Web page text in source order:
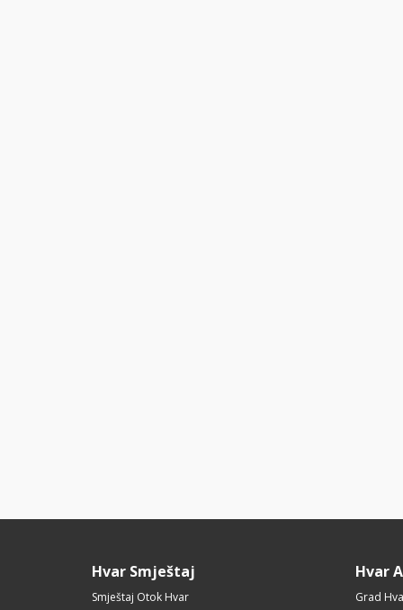
Hvar Smještaj
Smještaj Otok Hvar
Hvar
Grad